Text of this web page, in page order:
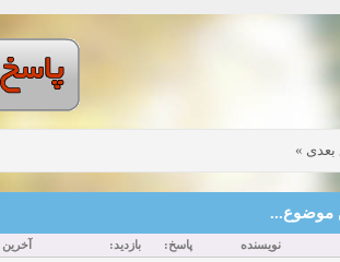
»
موضوع...
نویسنده پاسخ: بازدید: